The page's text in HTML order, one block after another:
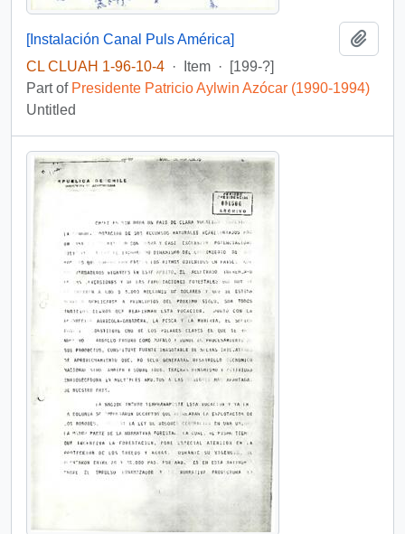
[Instalación Canal Puls América]
CL CLUAH 1-96-10-4 · Item ·
[199-?]
Part of Presidente Patricio Aylwin Azócar (1990-1994)
Untitled